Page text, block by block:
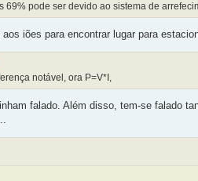
69% pode ser devido ao sistema de
iões para encontrar lugar para
notável, ora P=V*I,
falado. Além disso, tem-se falado